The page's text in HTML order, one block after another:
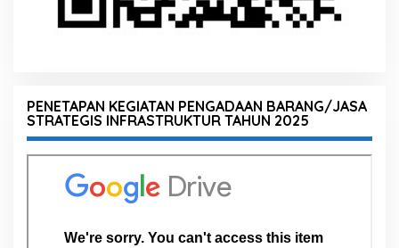
PENETAPAN KEGIATAN PENGADAAN BARANG/JASA
STRATEGIS INFRASTRUKTUR TAHUN 2025